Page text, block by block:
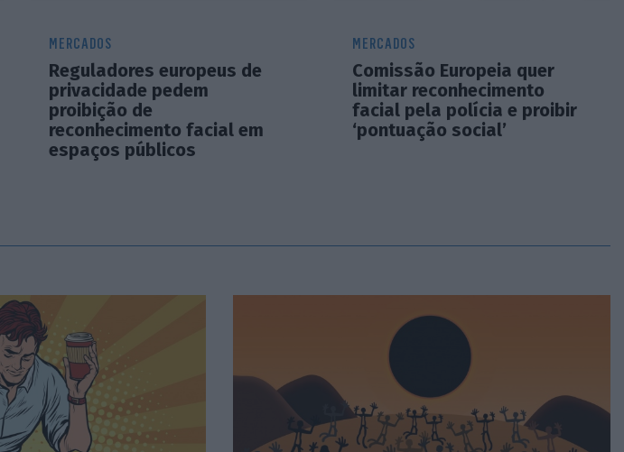
MERCADOS
Reguladores europeus de
privacidade pedem
proibição de
reconhecimento facial em
espaços públicos
MERCADOS
Comissão Europeia quer
limitar reconhecimento
facial pela polícia e proibir
‘pontuação social’